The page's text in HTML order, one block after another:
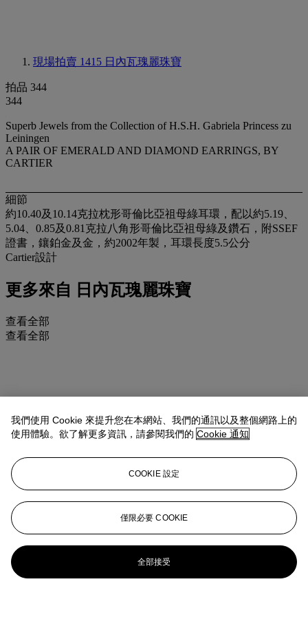
現場拍賣 1415 日內瓦瑰麗珠寶
拍品 344
344
Superb Jewels from the Collection of H.S.H. Gabriela Princess zu
Leiningen
A PAIR OF EMERALD AND DIAMOND EARRINGS, BY
CARTIER
細節
約10.40及10.14克拉枕形哥倫比亞祖母綠耳環，配以約5.19、
5.04、0.85及0.81克拉八角形哥倫比亞祖母綠及鑽石，附SSEF
證書，鑲鉑金及金，約2002年製，耳環長度5.5公分
Cartier設計
更多來自 日內瓦瑰麗珠寶
查看全部
查看全部
我們使用 Cookie 來提升您在本網站、我們的通訊以及整個網路上的
使用體驗。欲了解更多資訊，請參閱我們的 Cookie 通知
COOKIE 設定
僅限必要 COOKIE
全部接受